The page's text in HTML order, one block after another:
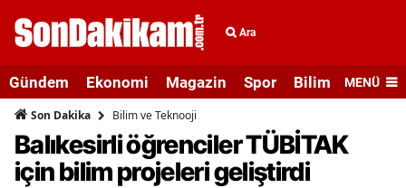
Ara
Gündem Ekonomi Magazin Spor Bilim veMENÜ
Son Dakika Bilim ve Teknooji
Balıkesirli öğrenciler TÜBİTAK
için bilim projeleri geliştirdi